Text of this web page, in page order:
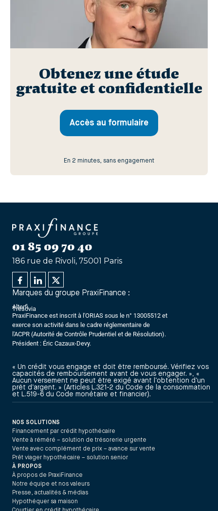
Obtenez une étude
gratuite et confidentielle
Accès au formulaire
En 2 minutes, sans engagement
01 85 09 70 40
186 rue de Rivoli, 75001 Paris
Marques du groupe PraxiFinance :
Alterfi
Trésovia
PraxiFinance est inscrit à l'ORIAS sous le n° 13005512 et
exerce son activité dans le cadre réglementaire de
l'ACPR (Autorité de Contrôle Prudentiel et de Résolution).
Président : Éric Cazaux-Devy.
« Un crédit vous engage et doit être remboursé. Vérifiez vos
capacités de remboursement avant de vous engager. », «
Aucun versement ne peut être exigé avant l’obtention d’un
prêt d’argent. » (Articles L.321-2 du Code de la consommation
et L.519-6 du Code monétaire et financier).
NOS SOLUTIONS
Financement par crédit hypothécaire
Vente à réméré – solution de trésorerie urgente
Vente avec complément de prix – avance sur vente
Prêt viager hypothécaire – solution senior
À PROPOS
À propos de PraxiFinance
Notre équipe et nos valeurs
Presse, actualités & médias
Hypothéquer sa maison